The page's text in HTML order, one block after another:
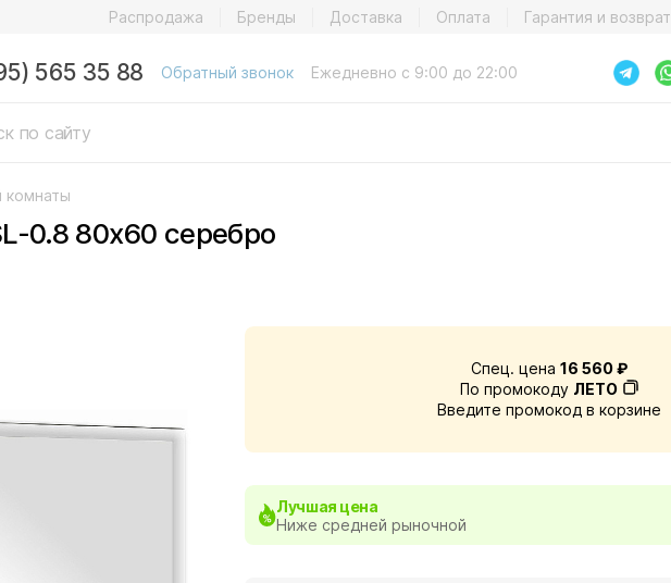
Распродажа Бренды Доставка Оплата Гарантия и возврат
565 35 88 Обратный звонок Ежедневно с 9:00 до 22:00
комнаты
0.8 80x60 серебро
Спец. цена 16 560 ₽
По промокоду ЛЕТО
Введите промокод в корзине
Лучшая цена
Ниже средней рыночной